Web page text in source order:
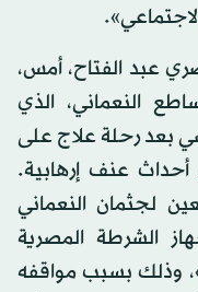
عبد الفتاح، أمس،
النعماني، الذي
بعد رحلة علاج على
5 سنوات في أحداث عنف إرهابية.
لجثمان النعماني
الشرطة المصرية
وذلك بسبب مواقفه